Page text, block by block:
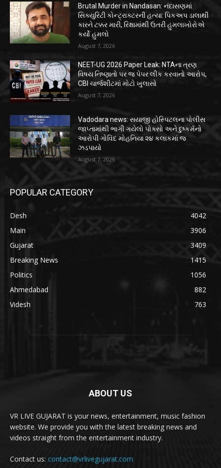
Brutal Murder in Nandasan: નંદાસણમાં
સિક્યુરિટી કોન્ટ્રાક્ટરની હત્યા: પિકઅપ ડાલાથી
કારને ટક્કર મારી, રિક્ષામાંથી ઉતરી હુમલાખોરોએ
કર્યો હુમલો
August 7, 2026
NEET-UG 2026 Paper Leak: NTAના ત્રણ
વિષય નિષ્ણાતો પર જ પેપર લીક કરવાનો આરોપ,
CBI ચાર્જશીટમાં મોટો ખુલાસો
August 7, 2026
Vadodara news: સયાજી હોસ્પિટલના પોલીસ
જાપ્તામાંથી ભાગી ગયેલો પોક્સો અને દુષ્કર્મનો
આરોપી ગોવિંદ મોહનિયા ૨૪ કલાકમાં જ
ઝડપાયો
August 7, 2026
POPULAR CATEGORY
Desh
4042
Main
3906
Gujarat
3409
Breaking News
1415
Politics
1056
Ahmedabad
882
Videsh
763
ABOUT US
VR LIVE GUJARAT is your news, entertainment, music fashion
website. We provide you with the latest breaking news and
videos straight from the entertainment industry.
Contact us: contact@vrlivegujarat.com